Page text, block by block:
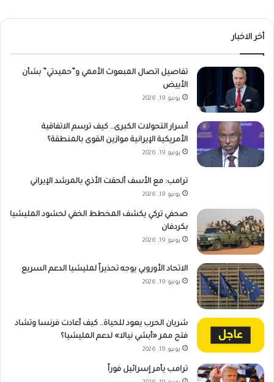
أخر الاخبار
تفاصيل اتصال المبعوث الأممي و”حميدتي” بشأن
الأبيض
يونيو 19, 2026
أسرار التحولات الكبرى.. كيف ترسم الاتفاقية
الأمريكية الإيرانية موازين القوى بالمنطقة؟
يونيو 19, 2026
ترامب: مع الأسف ألحقت الأذي بالمرشد الإيراني
يونيو 19, 2026
صحفي تركي يكشف المخطط الخفي لحشود المليشيا
بكردفان
يونيو 19, 2026
الاتحاد الأوروبي يوجه تحذيراً لمليشيا الدعم السريع
يونيو 19, 2026
شريان الحرب يعود للحياة.. كيف أعادت فرنسا وتشاد
فتح ممر «أبشي نيالا» لدعم المليشيا؟
يونيو 19, 2026
ترامب يأمر إسرائيل فوراً